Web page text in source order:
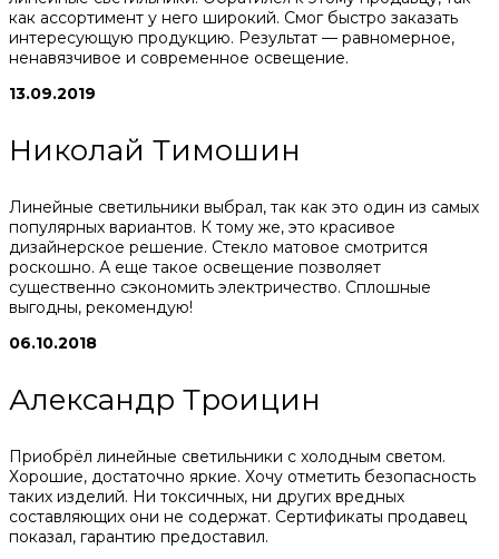
как ассортимент у него широкий. Смог быстро заказать
интересующую продукцию. Результат — равномерное,
ненавязчивое и современное освещение.
13.09.2019
Николай Тимошин
Линейные светильники выбрал, так как это один из самых
популярных вариантов. К тому же, это красивое
дизайнерское решение. Стекло матовое смотрится
роскошно. А еще такое освещение позволяет
существенно сэкономить электричество. Сплошные
выгодны, рекомендую!
06.10.2018
Александр Троицин
Приобрёл линейные светильники с холодным светом.
Хорошие, достаточно яркие. Хочу отметить безопасность
таких изделий. Ни токсичных, ни других вредных
составляющих они не содержат. Сертификаты продавец
показал, гарантию предоставил.